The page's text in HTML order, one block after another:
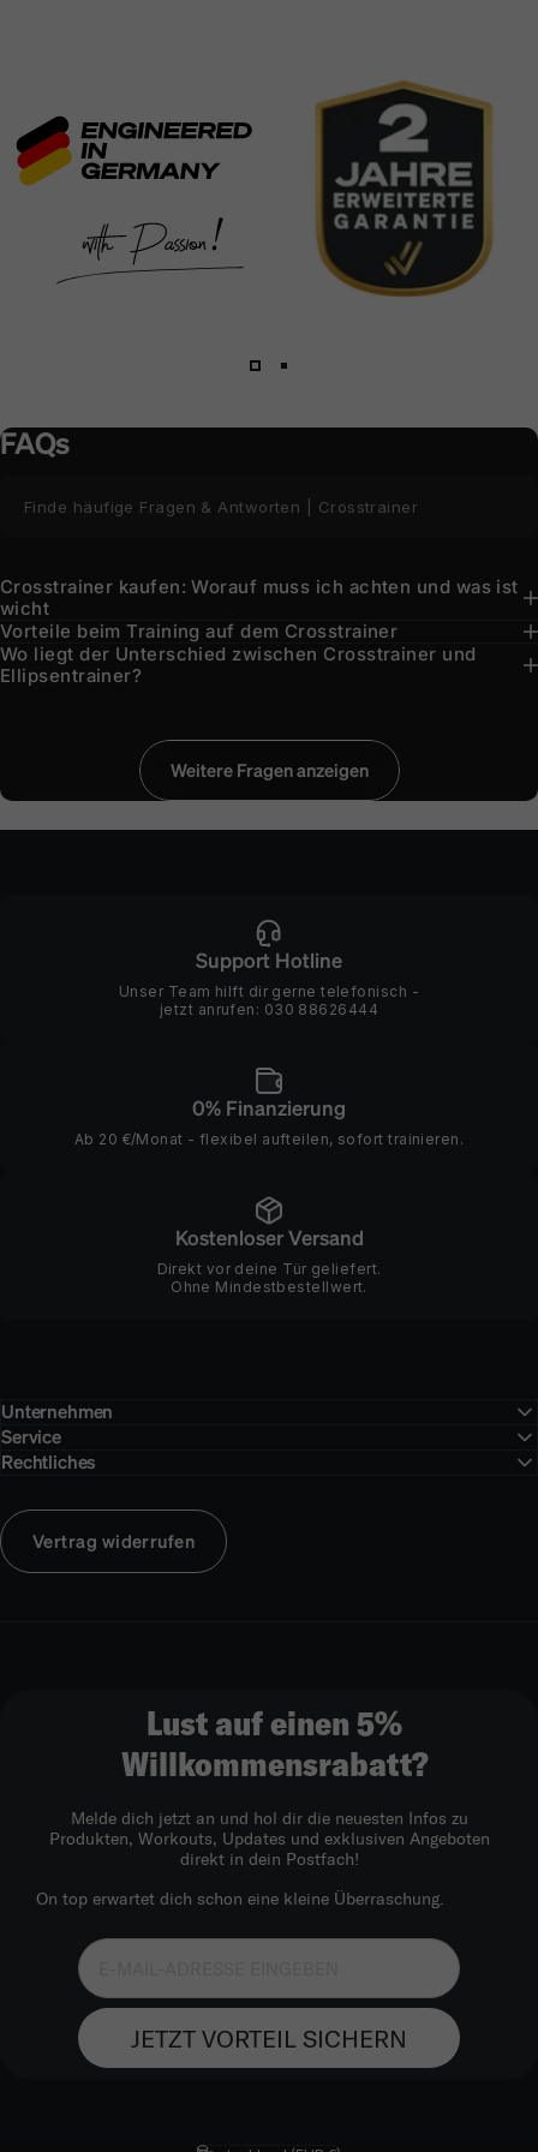
1 2
FAQs
Finde häufige Fragen & Antworten | Crosstrainer
Crosstrainer kaufen: Worauf muss ich achten und was ist
wicht
Vorteile beim Training auf dem Crosstrainer
Wo liegt der Unterschied zwischen Crosstrainer und
Ellipsentrainer?
Weitere Fragen anzeigen
Support Hotline
Unser Team hilft dir gerne telefonisch -
jetzt anrufen: 030 88626444
0% Finanzierung
Ab 20 €/Monat - flexibel aufteilen, sofort trainieren.
Kostenloser Versand
Direkt vor deine Tür geliefert.
Ohne Mindestbestellwert.
Unternehmen
Service
Rechtliches
Vertrag widerrufen
Lust auf einen 5%
Willkommensrabatt?
Melde dich jetzt an und hol dir die neuesten Infos zu
Produkten, Workouts, Updates und exklusiven Angeboten
direkt in dein Postfach!
On top erwartet dich schon eine kleine Überraschung.
JETZT VORTEIL SICHERN